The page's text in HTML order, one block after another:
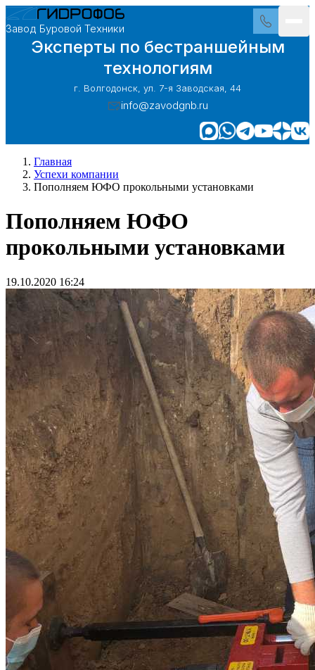
Завод Буровой Техники
Эксперты по бестраншейным
технологиям
г. Волгодонск, ул. 7-я Заводская, 44
info@zavodgnb.ru
Главная
Успехи компании
Пополняем ЮФО прокольными установками
Пополняем ЮФО
прокольными установками
19.10.2020 16:24